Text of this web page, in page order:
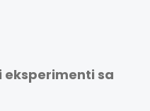
eksperimenti sa